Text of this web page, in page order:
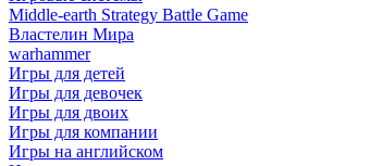
Middle-earth Strategy Battle Game
Властелин Мира
warhammer
Игры для детей
Игры для девочек
Игры для двоих
Игры для компании
Игры на английском